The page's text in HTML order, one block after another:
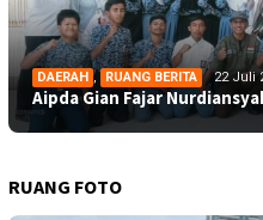
DAERAH , RUANG BERITA 22 Juli
Aipda Gian Fajar
RUANG FOTO